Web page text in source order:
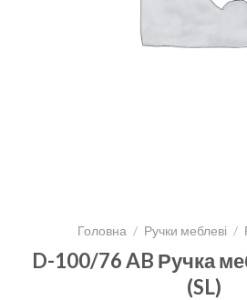
Головна / Ручки меблеві /
D-100/76 AB Ручка
(SL)